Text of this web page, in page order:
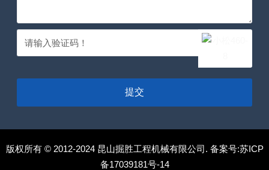
提交
版权所有 © 2012-2024 昆山掘胜工程机械有限公司. 备案号:苏ICP
备17039181号-14